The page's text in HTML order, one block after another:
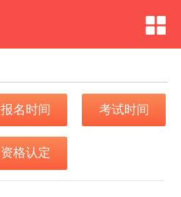
报名时间 考试时间
资格认定